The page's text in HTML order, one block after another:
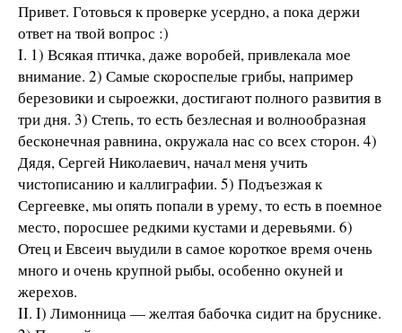
Привет. Готовься к проверке усердно, а пока держи
ответ на твой вопрос :)
I. 1) Всякая птичка, даже воробей, привлекала мое
внимание. 2) Самые скороспелые грибы, например
березовики и сыроежки, достигают полного развития в
три дня. 3) Степь, то есть безлесная и волнообразная
бесконечная равнина, окружала нас со всех сторон. 4)
Дядя, Сергей Николаевич, начал меня учить
чистописанию и каллиграфии. 5) Подъезжая к
Сергеевке, мы опять попали в урему, то есть в поемное
место, поросшее редкими кустами и деревьями. 6)
Отец и Евсеич выудили в самое короткое время очень
много и очень крупной рыбы, особенно окуней и
жерехов.
II. I) Лимонница — желтая бабочка сидит на бруснике.